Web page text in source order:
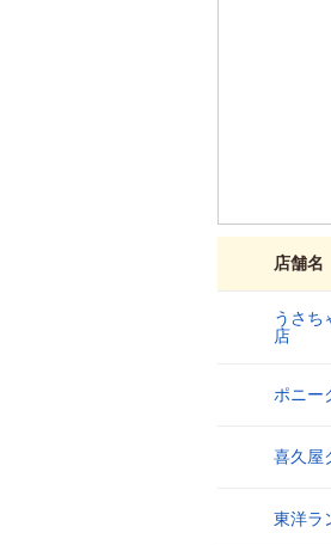
店舗名
うさち
店
ポニ
喜久屋
東洋